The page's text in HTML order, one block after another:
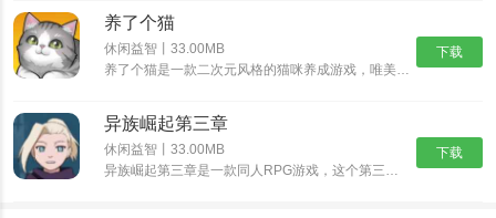
下载
养了个猫
休闲益智丨33.00MB
养了个猫是一款二次元风格的猫咪养成游戏，唯美治愈系的二次元画风，搭配随性自由的萌宠养成玩法，与各种各样的可爱猫咪欢乐互动，解锁各种精彩的玩法内容，畅享舒爽无比的云养猫体验。养了个猫怎么买房子1、首......
下载
异族崛起第三章
休闲益智丨33.00MB
异族崛起第三章是一款同人RPG游戏，这个第三章新增更多忍术可以选择，我们可以看到角色也多了一些，异族崛起第三章可以在熟悉的地图自由的探索了，挑战副本获取奖励，后续的话还可以和NPC互动，所以异族崛......